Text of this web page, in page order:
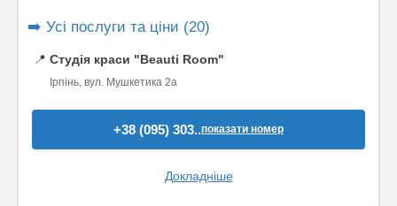
➡️ Усі послуги та ціни (20)
📍 Студія краси "Beauti Room"
Ірпінь, вул. Мушкетика 2а
+38 (095) 303..показати номер
Докладніше